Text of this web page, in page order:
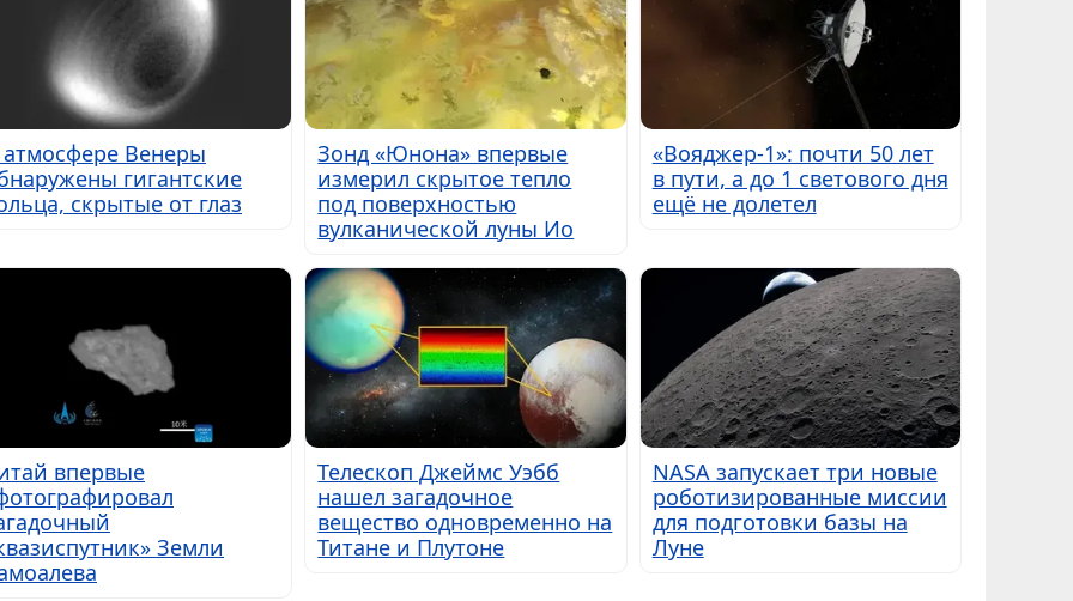
Венеры
гигантские
скрытые от глаз
Зонд «Юнона» впервые
измерил скрытое тепло
под поверхностью
вулканической луны Ио
«Вояджер-1»: почти 50 лет
в пути, а до 1 светового дня
ещё не долетел
впервые
Земли
Телескоп Джеймс Уэбб
нашел загадочное
вещество одновременно на
Титане и Плутоне
NASA запускает три новые
роботизированные миссии
для подготовки базы на
Луне